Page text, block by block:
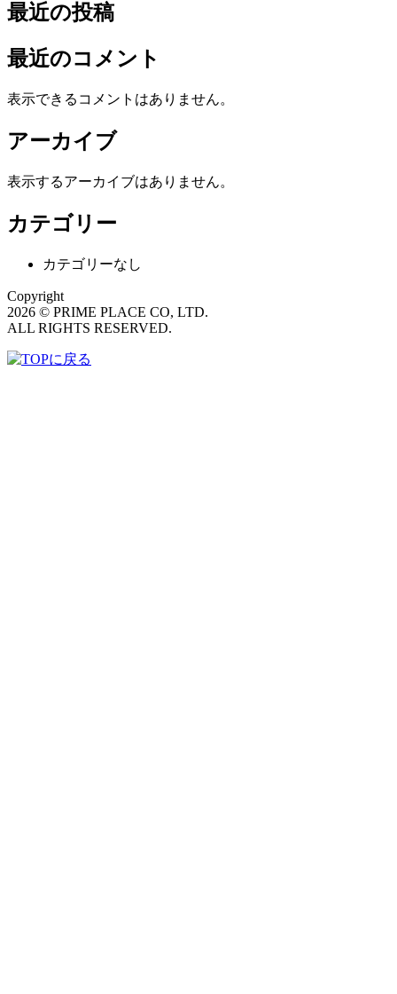
最近の投稿
最近のコメント
表示できるコメントはありません。
アーカイブ
表示するアーカイブはありません。
カテゴリー
カテゴリーなし
Copyright
2026 © PRIME PLACE CO, LTD.
ALL RIGHTS RESERVED.